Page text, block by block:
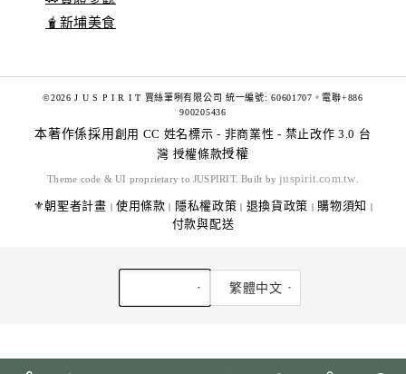
🧋新埔美食
©2026 J U S P I R I T 賈絲筆咧有限公司 統一編號: 60601707。電聯+886
900205436
本著作係採用 創用 CC 姓名標示 - 非商業性 - 禁止改作 3.0 台
灣 授權條款授權
Theme code & UI proprietary to JUSPIRIT. Built by juspirit.com.tw
⚜️朝聖者計畫 | 使用條款 | 隱私權政策 | 退換貨政策 | 購物須知 |
付款與配送